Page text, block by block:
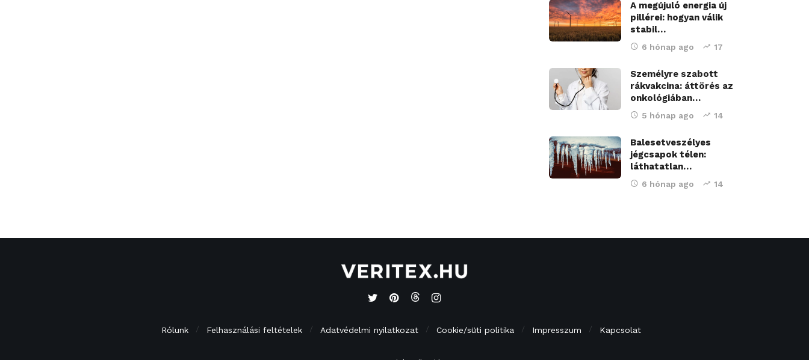
A megújuló energia új
pillérei: hogyan válik
stabil…
6 hónap ago 17
Személyre szabott
rákvakcina: áttörés az
onkológiában…
5 hónap ago 14
Balesetveszélyes
jégcsapok télen:
láthatatlan…
6 hónap ago 14
Rólunk Felhasználási feltételek Adatvédelmi nyilatkozat Cookie/süti politika Impresszum Kapcsolat